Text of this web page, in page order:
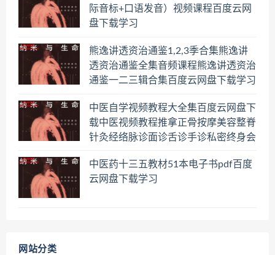
际音标+口语发音）视频课程百度云网
盘下载学习
熊逸讲透资治通鉴1,2,3季合集熊逸讲
透资治通鉴全集音频课程熊逸讲透资治
通鉴一二三辑合集百度云网盘下载学习
中医自学视频教程大全集百度云网盘下
载中医视频教程推拿正骨按摩美容整脊
针灸经络脉诊面诊舌诊手诊私密终身会
中医药十三五教材51本电子书pdf百度
云网盘下载学习
网站分类